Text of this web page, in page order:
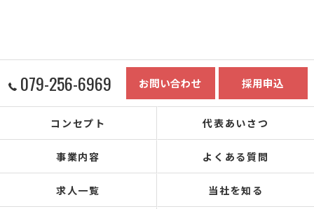
079-256-6969 お問い合わせ 採用申込
コンセプト 代表あいさつ
事業内容 よくある質問
求人一覧 当社を知る